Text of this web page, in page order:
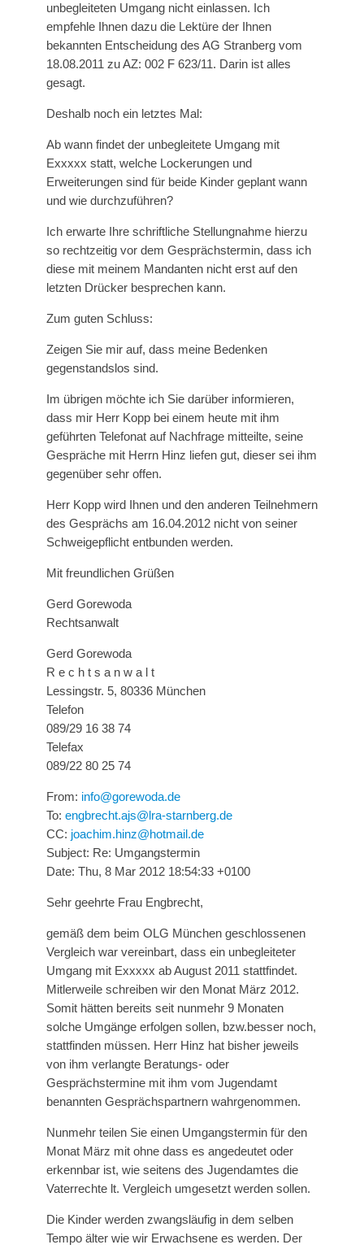
unbegleiteten Umgang nicht einlassen. Ich
empfehle Ihnen dazu die Lektüre der Ihnen
bekannten Entscheidung des AG Stranberg vom
18.08.2011 zu AZ: 002 F 623/11. Darin ist alles
gesagt.
Deshalb noch ein letztes Mal:
Ab wann findet der unbegleitete Umgang mit
Exxxxx statt, welche Lockerungen und
Erweiterungen sind für beide Kinder geplant wann
und wie durchzuführen?
Ich erwarte Ihre schriftliche Stellungnahme hierzu
so rechtzeitig vor dem Gesprächstermin, dass ich
diese mit meinem Mandanten nicht erst auf den
letzten Drücker besprechen kann.
Zum guten Schluss:
Zeigen Sie mir auf, dass meine Bedenken
gegenstandslos sind.
Im übrigen möchte ich Sie darüber informieren,
dass mir Herr Kopp bei einem heute mit ihm
geführten Telefonat auf Nachfrage mitteilte, seine
Gespräche mit Herrn Hinz liefen gut, dieser sei ihm
gegenüber sehr offen.
Herr Kopp wird Ihnen und den anderen Teilnehmern
des Gesprächs am 16.04.2012 nicht von seiner
Schweigepflicht entbunden werden.
Mit freundlichen Grüßen
Gerd Gorewoda
Rechtsanwalt
Gerd Gorewoda
R e c h t s a n w a l t
Lessingstr. 5, 80336 München
Telefon
089/29 16 38 74
Telefax
089/22 80 25 74
From: info@gorewoda.de
To: engbrecht.ajs@lra-starnberg.de
CC: joachim.hinz@hotmail.de
Subject: Re: Umgangstermin
Date: Thu, 8 Mar 2012 18:54:33 +0100
Sehr geehrte Frau Engbrecht,
gemäß dem beim OLG München geschlossenen
Vergleich war vereinbart, dass ein unbegleiteter
Umgang mit Exxxxx ab August 2011 stattfindet.
Mitlerweile schreiben wir den Monat März 2012.
Somit hätten bereits seit nunmehr 9 Monaten
solche Umgänge erfolgen sollen, bzw.besser noch,
stattfinden müssen. Herr Hinz hat bisher jeweils
von ihm verlangte Beratungs- oder
Gesprächstermine mit ihm vom Jugendamt
benannten Gesprächspartnern wahrgenommen.
Nunmehr teilen Sie einen Umgangstermin für den
Monat März mit ohne dass es angedeutet oder
erkennbar ist, wie seitens des Jugendamtes die
Vaterrechte lt. Vergleich umgesetzt werden sollen.
Die Kinder werden zwangsläufig in dem selben
Tempo älter wie wir Erwachsene es werden. Der